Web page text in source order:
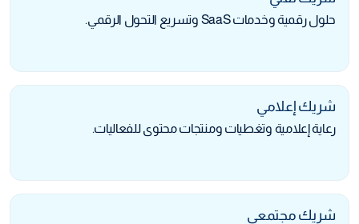
حلول رقمية وخدمات SaaS وتسريع التحول الرقمي.
شريك إعلامي
رعاية إعلامية وتغطيات ومنتجات محتوى للفعاليات.
شريك مجتمعي